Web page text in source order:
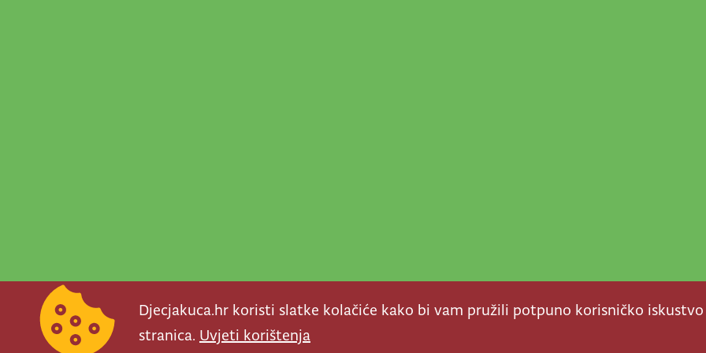
Djecjakuca.hr koristi slatke kolačiće kako bi vam pružili potpuno korisničko
stranica. Uvjeti korištenja